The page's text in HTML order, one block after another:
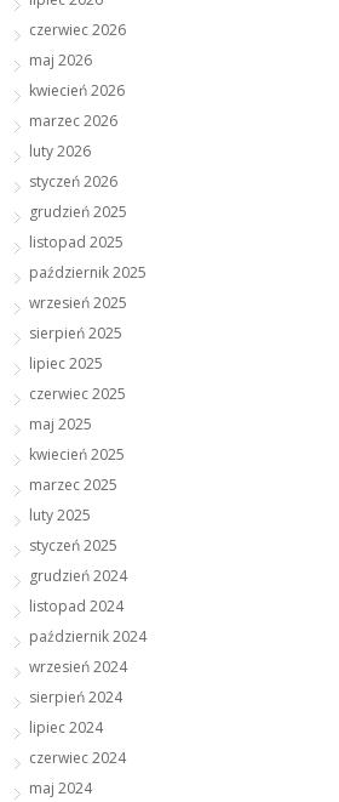
czerwiec 2026
maj 2026
kwiecień 2026
marzec 2026
luty 2026
styczeń 2026
grudzień 2025
listopad 2025
październik 2025
wrzesień 2025
sierpień 2025
lipiec 2025
czerwiec 2025
maj 2025
kwiecień 2025
marzec 2025
luty 2025
styczeń 2025
grudzień 2024
listopad 2024
październik 2024
wrzesień 2024
sierpień 2024
lipiec 2024
czerwiec 2024
maj 2024